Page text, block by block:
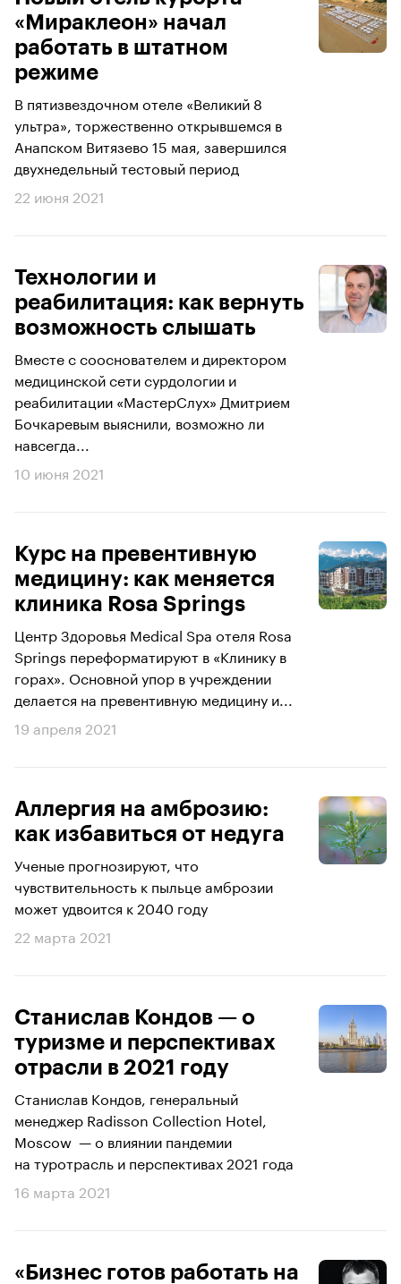
«Мираклеон» начал
работать в штатном
режиме
В пятизвездочном отеле «Великий 8
ультра», торжественно открывшемся в
Анапском Витязево 15 мая, завершился
двухнедельный тестовый период
22 июня 2021
Технологии и
реабилитация: как вернуть
возможность слышать
Вместе с сооснователем и директором
медицинской сети сурдологии и
реабилитации «МастерСлух» Дмитрием
Бочкаревым выяснили, возможно ли
навсегда...
10 июня 2021
Курс на превентивную
медицину: как меняется
клиника Rosa Springs
Центр Здоровья Medical Spa отеля Rosa
Springs переформатируют в «Клинику в
горах». Основной упор в учреждении
делается на превентивную медицину и...
19 апреля 2021
Аллергия на амброзию:
как избавиться от недуга
Ученые прогнозируют, что
чувствительность к пыльце амброзии
может удвоится к 2040 году
22 марта 2021
Станислав Кондов — о
туризме и перспективах
отрасли в 2021 году
Станислав Кондов, генеральный
менеджер Radisson Collection Hotel,
Moscow — о влиянии пандемии
на туротрасль и перспективах 2021 года
16 марта 2021
«Бизнес готов работать на